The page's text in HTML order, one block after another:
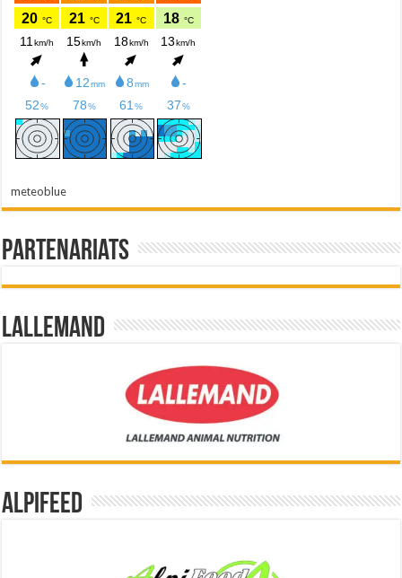
meteoblue
Partenariats
Lallemand
Alpifeed